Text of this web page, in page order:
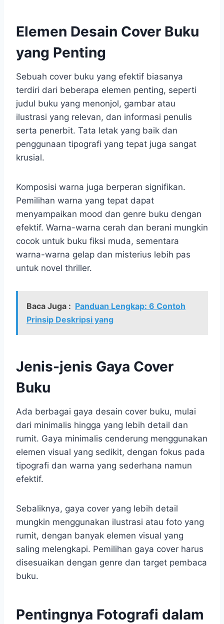
Elemen Desain Cover Buku
yang Penting
Sebuah cover buku yang efektif biasanya
terdiri dari beberapa elemen penting, seperti
judul buku yang menonjol, gambar atau
ilustrasi yang relevan, dan informasi penulis
serta penerbit. Tata letak yang baik dan
penggunaan tipografi yang tepat juga sangat
krusial.
Komposisi warna juga berperan signifikan.
Pemilihan warna yang tepat dapat
menyampaikan mood dan genre buku dengan
efektif. Warna-warna cerah dan berani mungkin
cocok untuk buku fiksi muda, sementara
warna-warna gelap dan misterius lebih pas
untuk novel thriller.
Baca Juga : Panduan Lengkap: 6 Contoh
Prinsip Deskripsi yang
Jenis-jenis Gaya Cover
Buku
Ada berbagai gaya desain cover buku, mulai
dari minimalis hingga yang lebih detail dan
rumit. Gaya minimalis cenderung menggunakan
elemen visual yang sedikit, dengan fokus pada
tipografi dan warna yang sederhana namun
efektif.
Sebaliknya, gaya cover yang lebih detail
mungkin menggunakan ilustrasi atau foto yang
rumit, dengan banyak elemen visual yang
saling melengkapi. Pemilihan gaya cover harus
disesuaikan dengan genre dan target pembaca
buku.
Pentingnya Fotografi dalam